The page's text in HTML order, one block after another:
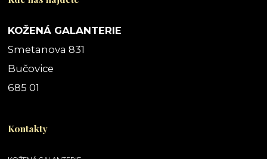
KOŽENÁ GALANTERIE
Smetanova 831
Bučovice
685 01
Kontakty